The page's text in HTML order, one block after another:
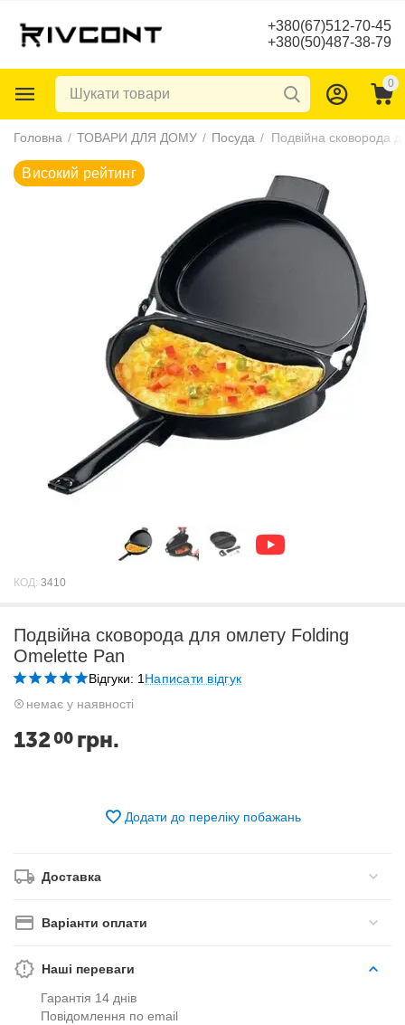
+380(67)512-70-45
+380(50)487-38-79
0
Головна / ТОВАРИ ДЛЯ ДОМУ / Посуда /
КОД: 3410
Подвійна сковорода для омлету Folding
Omelette Pan
Відгуки: 1 Написати відгук
немає у наявності
13200 грн.
Додати до переліку побажань
Доставка
Варіанти оплати
Наші переваги
Гарантія 14 днів
Повідомлення по email